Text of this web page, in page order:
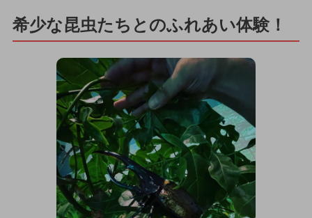
希少な昆虫たちとのふれあい体験！